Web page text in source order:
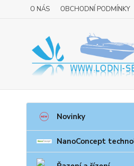
O NÁS OBCHODNÍ PODMÍNKY
Novinky
NanoConcept